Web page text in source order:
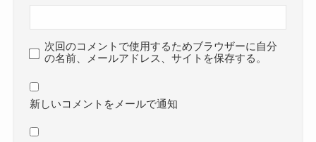
次回のコメントで使用するためブラウザーに自分
の名前、メールアドレス、サイトを保存する。
新しいコメントをメールで通知